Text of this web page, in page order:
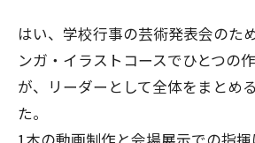
はい、学校行事の芸術発表会のた
ンガ・イラストコースでひとつの
が、リーダーとして全体をまとめ
た。